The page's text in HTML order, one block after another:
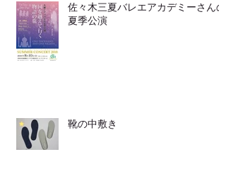
佐々木三夏バレエアカデミーさんの
夏季公演
靴の中敷き